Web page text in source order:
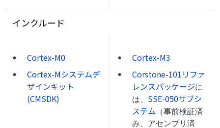
インクルード
Cortex-M0
Cortex-Mシステムデ
ザインキット
(CMSDK)
Cortex-M3
Corstone-101リファ
レンスパッケージに
は、 SSE-050サブシ
ステム （事前検証済
み、アセンブリ済